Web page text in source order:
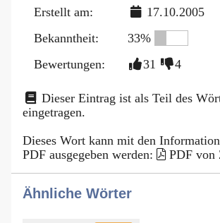
Erstellt am:
17.10.2005
Bekanntheit:
33%
Bewertungen:
31 4
Dieser Eintrag ist als Teil des
eingetragen.
Dieses Wort kann mit den
PDF ausgegeben werden:
PDF von
Ähnliche Wörter